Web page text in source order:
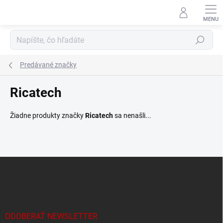
Hľadať
Predávané značky
Ricatech
Žiadne produkty značkyRicatechsa nenašli...
ODOBERAŤ NEWSLETTER